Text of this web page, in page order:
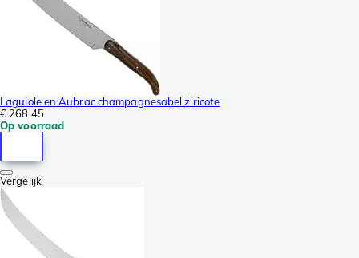
Laguiole en Aubrac champagnesabel ziricote
€ 268,45
Op voorraad
Vergelijk